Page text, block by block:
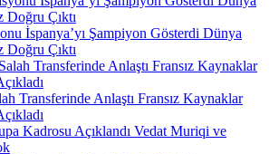
İspanya’yı Şampiyon Gösterdi Dünya
Doğru Çıktı
Transferinde Anlaştı Fransız Kaynaklar